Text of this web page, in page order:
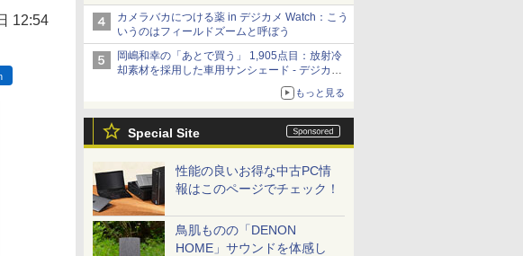
サーズへの期待と可能性
カメラバカにつける薬 in デジカメ Watch：こう
いうのはフィールドズームと呼ぼう
岡嶋和幸の「あとで買う」 1,905点目：放射冷
却素材を採用した車用サンシェード - デジカメ
もっと見る
Special Site
性能の良いお得な中古PC情
報はこのページでチェック！
鳥肌ものの「DENON
HOME」サウンドを体感し
12:54